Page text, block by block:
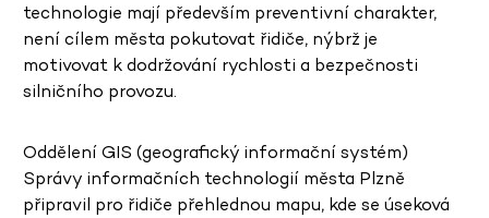
technologie mají především preventivní charakter,
není cílem města pokutovat řidiče, nýbrž je
motivovat k dodržování rychlosti a bezpečnosti
silničního provozu.
Oddělení GIS (geografický informační systém)
Správy informačních technologií města Plzně
připravil pro řidiče přehlednou mapu, kde se úseková